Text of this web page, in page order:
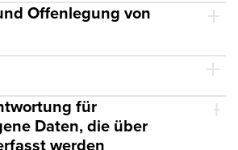
Offenlegung von
für
Daten, die über
werden